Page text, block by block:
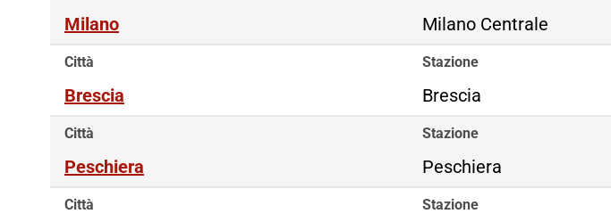
Milano Milano Centrale
Città
Brescia
Stazione
Brescia
Città
Peschiera
Stazione
Peschiera
Città Stazione